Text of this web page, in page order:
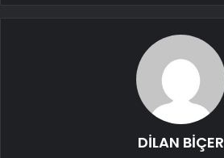
DİLAN BİÇER